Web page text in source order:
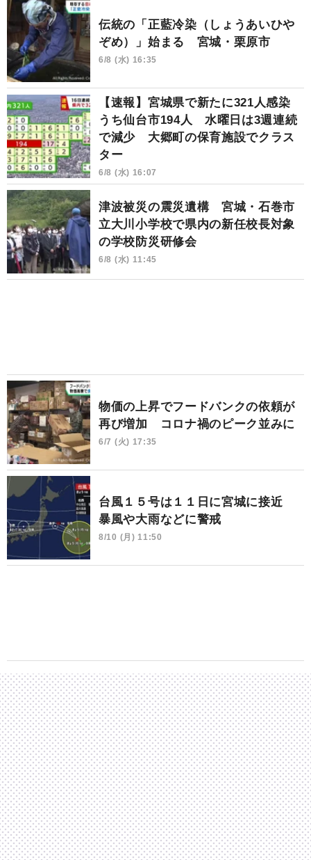
伝統の「正藍冷染（しょうあいひや
ぞめ）」始まる 宮城・栗原市
6/8 (水) 16:35
【速報】宮城県で新たに321人感染
うち仙台市194人 水曜日は3週連続
で減少 大郷町の保育施設でクラス
ター
6/8 (水) 16:07
津波被災の震災遺構 宮城・石巻市
立大川小学校で県内の新任校長対象
の学校防災研修会
6/8 (水) 11:45
物価の上昇でフードバンクの依頼が
再び増加 コロナ禍のピーク並みに
6/7 (火) 17:35
台風１５号は１１日に宮城に接近
暴風や大雨などに警戒
8/10 (月) 11:50